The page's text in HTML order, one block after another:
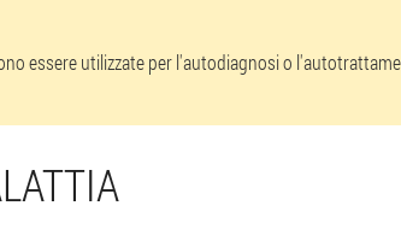
essere utilizzate per l'autodiagnosi o